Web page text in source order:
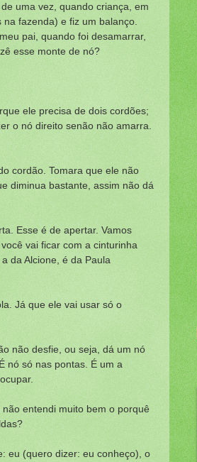
uma vez, quando criança, em
fazenda) e fiz um balanço.
pai, quando foi desamarrar,
esse monte de nó?
ele precisa de dois cordões;
o nó direito senão não amarra.
cordão. Tomara que ele não
diminua bastante, assim não dá
Esse é de apertar. Vamos
vai ficar com a cinturinha
da Alcione, é da Paula
Já que ele vai usar só o
não desfie, ou seja, dá um nó
nó só nas pontas. É um a
entendi muito bem o porquê
eu (quero dizer: eu conheço), o